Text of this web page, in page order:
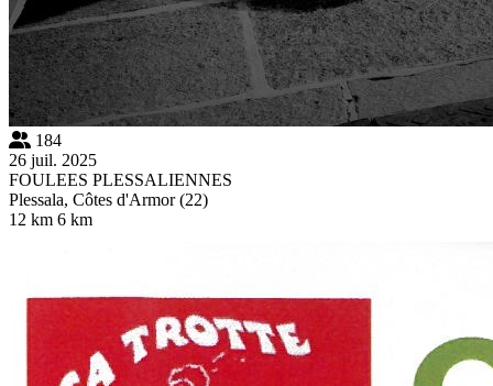
184
26 juil. 2025
FOULEES PLESSALIENNES
Plessala, Côtes d'Armor (22)
12 km 6 km